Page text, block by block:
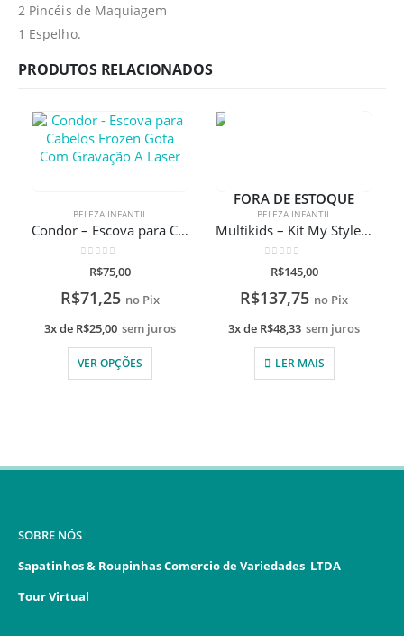
2 Pincéis de Maquiagem
1 Espelho.
PRODUTOS RELACIONADOS
BELEZA INFANTIL
Condor – Escova para Cabelos Frozen Gota Com Gravação A Laser
de 5
R$75,00
R$71,25 no Pix
3x de R$25,00 sem juros
VER OPÇÕES
FORA DE ESTOQUE
BELEZA INFANTIL
Multikids – Kit My Style Beauty – Paleta Diva + My Style e pulseiras BFF
de 5
R$145,00
R$137,75 no Pix
3x de R$48,33 sem juros
LER MAIS
SOBRE NÓS
Sapatinhos & Roupinhas Comercio de Variedades LTDA
Tour Virtual